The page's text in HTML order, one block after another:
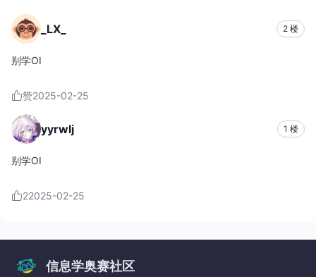
_LX_ 2 楼
别学OI
赞2025-02-25
yyrwlj 1 楼
别学OI
22025-02-25
信息学奥赛社区